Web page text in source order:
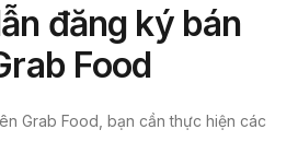
đăng ký bán
Food
Grab Food, bạn cần thực hiện các